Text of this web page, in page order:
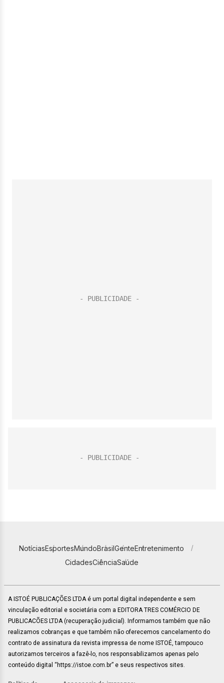
NotíciasEsportesMundoBrasilGenteEntretenimento
CidadesCiênciaSaúde
A ISTOÉ PUBLICAÇÕES LTDA é um portal digital independente e sem
vinculação editorial e societária com a EDITORA TRES COMÉRCIO DE
PUBLICACÕES LTDA (recuperação judicial). Informamos também que não
realizamos cobranças e que também não oferecemos cancelamento do
contrato de assinatura da revista impressa de nome ISTOÉ, tampouco
autorizamos terceiros a fazê-lo, nos responsabilizamos apenas pelo
conteúdo digital “https://istoe.com.br” e seus respectivos sites.